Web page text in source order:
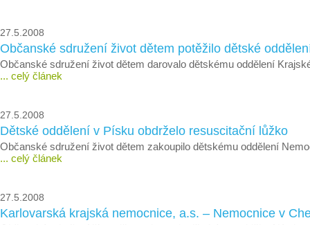
27.5.2008
Občanské sdružení život dětem potěžilo dětské
Občanské sdružení život dětem darovalo dětskému oddělení
... celý článek
27.5.2008
Dětské oddělení v Písku obdrželo resuscitační lůžko
Občanské sdružení život dětem zakoupilo dětskému oddělení
... celý článek
27.5.2008
Karlovarská krajská nemocnice, a.s. – Nemocnice v